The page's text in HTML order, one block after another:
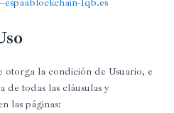
la condición de Usuario, e
de todas las cláusulas y
las páginas: